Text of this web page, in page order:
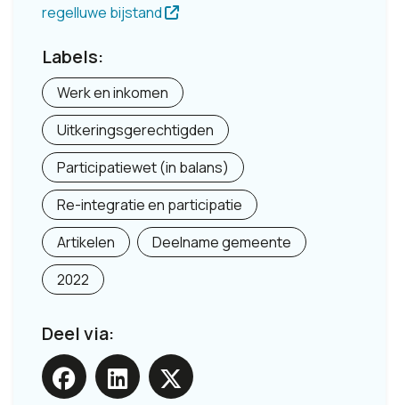
regelluwe bijstand
Labels:
Werk en inkomen
Uitkeringsgerechtigden
Participatiewet (in balans)
Re-integratie en participatie
Artikelen
Deelname gemeente
2022
Deel via: